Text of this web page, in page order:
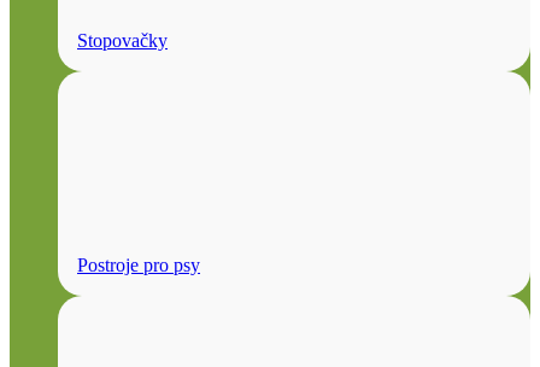
Stopovačky
Postroje pro psy